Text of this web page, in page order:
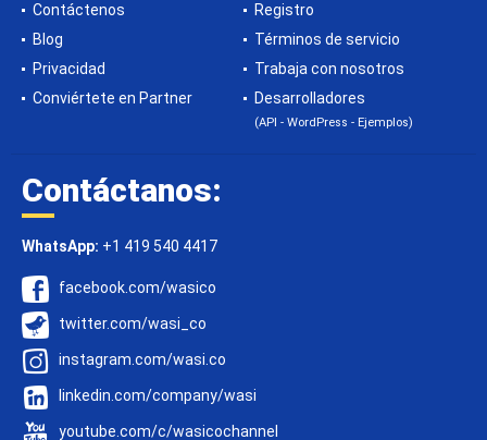
Contáctenos
Registro
Blog
Términos de servicio
Privacidad
Trabaja con nosotros
Conviértete en Partner
Desarrolladores
(API - WordPress - Ejemplos)
Contáctanos:
WhatsApp: +1 419 540 4417
facebook.com/wasico
twitter.com/wasi_co
instagram.com/wasi.co
linkedin.com/company/wasi
youtube.com/c/wasicochannel